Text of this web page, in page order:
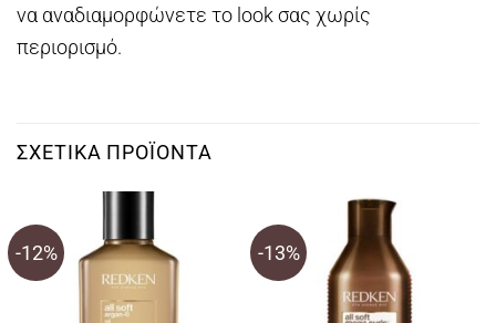
να αναδιαμορφώνετε το look σας χωρίς
περιορισμό.
ΣΧΕΤΙΚΆ ΠΡΟΪΌΝΤΑ
-12% -13%